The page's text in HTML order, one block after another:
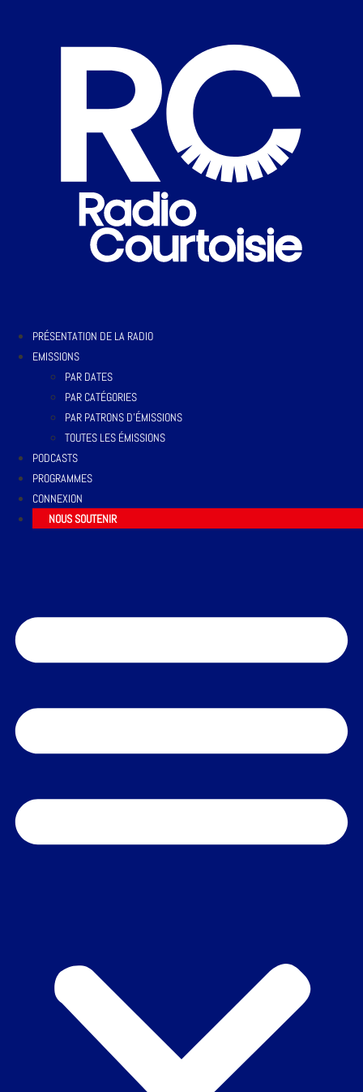
PRÉSENTATION DE LA RADIO
EMISSIONS
PAR DATES
PAR CATÉGORIES
PAR PATRONS D’ÉMISSIONS
TOUTES LES ÉMISSIONS
PODCASTS
PROGRAMMES
CONNEXION
NOUS SOUTENIR